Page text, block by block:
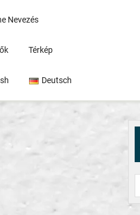
Nevezés
Térkép
Deutsch